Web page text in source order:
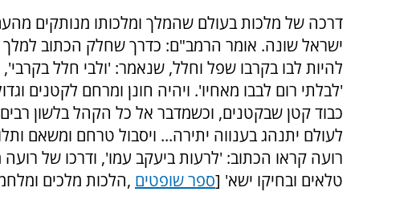
דרכה של מלכות בעולם שהמלך ומלכותו מנותקים
ישראל שונה. אומר הרמב"ם: כדרך שחלק הכתוב למלך
להיות לבו בקרבו שפל וחלל, שנאמר: 'ולבי חלל
'לבלתי רום לבבו מאחיו'. ויהיה חונן ומרחם לקטנים
כבוד קטן שבקטנים, וכשמדבר אל כל הקהל בלשון
לעולם יתנהג בענווה יתירה... ויסבול טרחם ומשאם
רועה קראו הכתוב: 'לרעות ביעקב עמו', ודרכו של
טלאים ובחיקו ישא' [ספר שופטים ,הלכות מלכים